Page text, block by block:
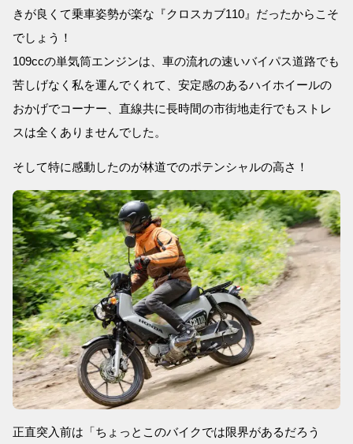
きが良くて乗車姿勢が楽な『クロスカブ110』だったからこそ
でしょう！
109ccの単気筒エンジンは、車の流れの速いバイパス道路でも
苦しげなく私を運んでくれて、安定感のあるハイホイールの
おかげでコーナー、直線共に長時間の市街地走行でもストレ
スは全くありませんでした。
そして特に感動したのが林道でのポテンシャルの高さ！
正直突入前は「ちょっとこのバイクでは限界があるだろう